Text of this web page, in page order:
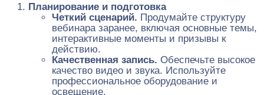
Планирование и подготовка
Четкий сценарий. Продумайте структуру
вебинара заранее, включая основные темы,
интерактивные моменты и призывы к
действию.
Качественная запись. Обеспечьте высокое
качество видео и звука. Используйте
профессиональное оборудование и
освещение.